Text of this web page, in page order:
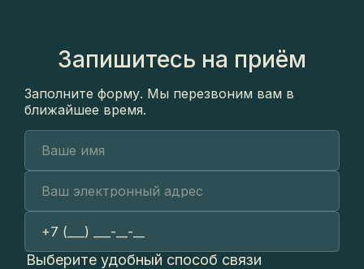
Запишитесь на приём
Заполните форму. Мы перезвоним вам в
ближайшее время.
Выберите удобный способ связи